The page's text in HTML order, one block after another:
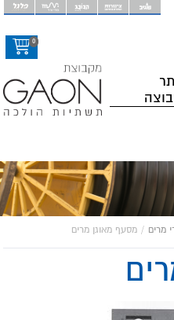
0
מרים / מסעף מאוגן מרים